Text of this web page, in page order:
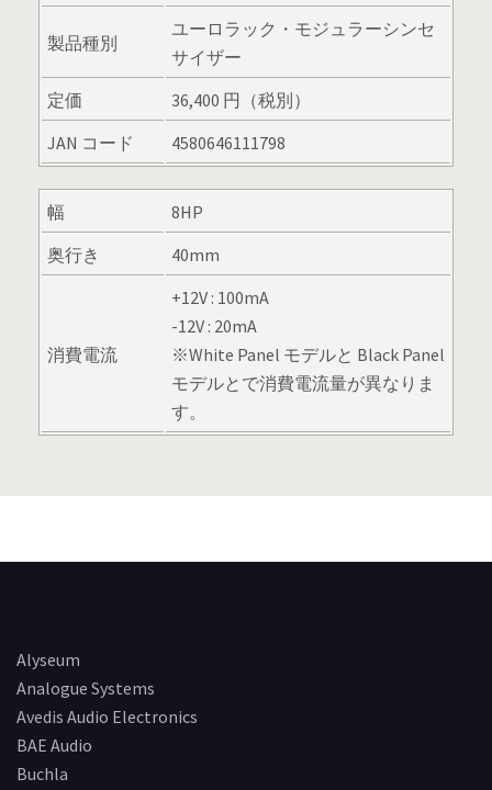
製品種別
ユーロラック・モジュラーシンセ
サイザー
定価
36,400 円（税別）
JAN コード
4580646111798
幅
8HP
奥行き
40mm
消費電流
+12V : 100mA
-12V : 20mA
※White Panel モデルと Black Panel
モデルとで消費電流量が異なりま
す。
Alyseum
Analogue Systems
Avedis Audio Electronics
BAE Audio
Buchla